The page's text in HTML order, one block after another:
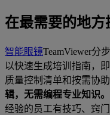
在最需要的地
智能眼镜TeamViewer分
以快速生成培训指南，
质量控制清单和按需协
辑，无需编程专业知识。
经验的员工有技巧、窍